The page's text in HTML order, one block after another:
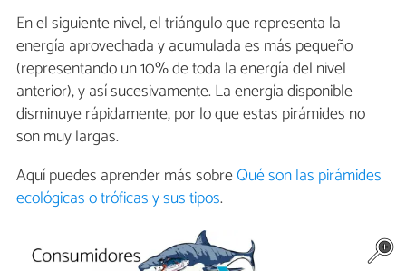
En el siguiente nivel, el triángulo que representa la
energía aprovechada y acumulada es más pequeño
(representando un 10% de toda la energía del nivel
anterior), y así sucesivamente. La energía disponible
disminuye rápidamente, por lo que estas pirámides no
son muy largas.
Aquí puedes aprender más sobreQué son las pirámides
ecológicas o tróficas y sus tipos.